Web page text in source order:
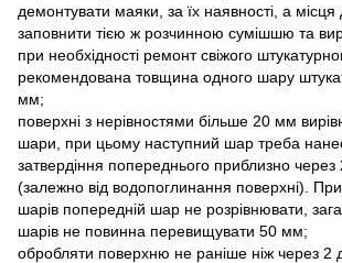
демонтувати маяки, за їх наявності, а
заповнити тією ж розчинною сумішшю та
при необхідності ремонт свіжого
рекомендована товщина одного шару
мм;
поверхні з нерівностями більше 20 мм
шари, при цьому наступний шар треба
затвердіння попереднього приблизно через
(залежно від водопоглинання поверхні). При
шарів попередній шар не розрівнювати,
шарів не повинна перевищувати 50 мм;
обробляти поверхню не раніше ніж через 2